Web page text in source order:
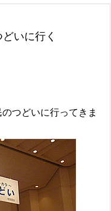
いに行く
つどいに行ってきま